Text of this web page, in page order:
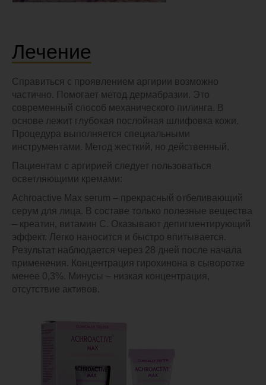
Лечение
Справиться с проявлением аргирии возможно
частично. Помогает метод дермабразии. Это
современный способ механического пилинга. В
основе лежит глубокая послойная шлифовка кожи.
Процедура выполняется специальными
инструментами. Метод жесткий, но действенный.
Пациентам с аргирией следует пользоваться
осветляющими кремами:
Achroactive Max serum – прекрасный отбеливающий
серум для лица. В составе только полезные вещества
– креатин, витамин С. Оказывают депигментирующий
эффект. Легко наносится и быстро впитывается.
Результат наблюдается через 28 дней после начала
применения. Концентрация гирохинона в сыворотке
менее 0,3%. Минусы – низкая концентрация,
отсутствие активов.